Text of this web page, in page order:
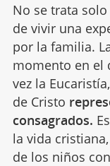
No se trata
de vivir una
por la familia.
momento en el
vez la
de Cristo
consagrados.
la vida
de los niños con